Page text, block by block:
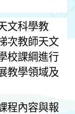
文科學教
次教師天文
校課綱進行
教學領域及
程內容與報